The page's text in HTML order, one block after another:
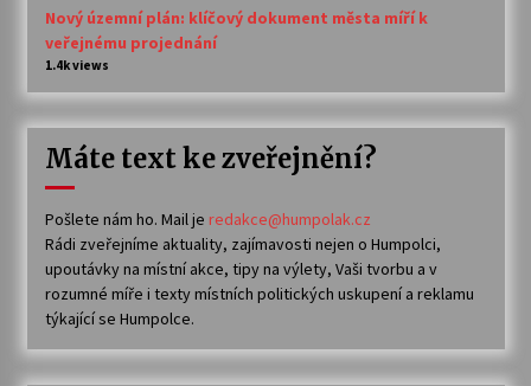
Nový územní plán: klíčový dokument města míří k
veřejnému projednání
1.4k views
Máte text ke zveřejnění?
Pošlete nám ho. Mail je redakce@humpolak.cz
Rádi zveřejníme aktuality, zajímavosti nejen o Humpolci,
upoutávky na místní akce, tipy na výlety, Vaši tvorbu a v
rozumné míře i texty místních politických uskupení a reklamu
týkající se Humpolce.